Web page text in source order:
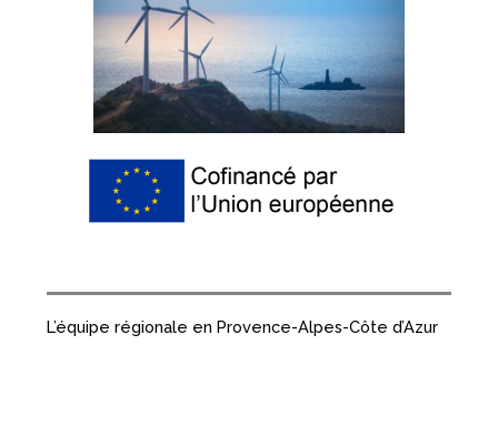
L’équipe régionale en Provence-Alpes-Côte d’Azur